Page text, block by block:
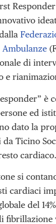
Ambulanze
di
e
è
ed
dato la
Ticino
cardiaco.
si
cardiaci
del